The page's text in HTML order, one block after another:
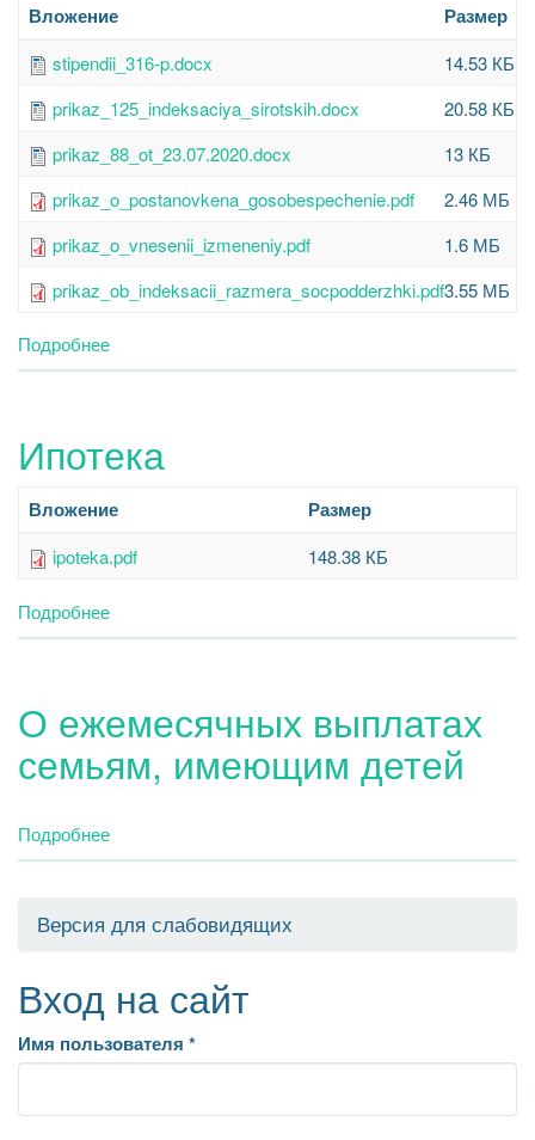
для
обучающихся
Вложение Размер
stipendii_316-p.docx
14.53 КБ
prikaz_125_indeksaciya_sirotskih.docx
20.58 КБ
prikaz_88_ot_23.07.2020.docx
13 КБ
prikaz_o_postanovkena_gosobespechenie.pdf
2.46 МБ
prikaz_o_vnesenii_izmeneniy.pdf
1.6 МБ
prikaz_ob_indeksacii_razmera_socpodderzhki.pdf3.55 МБ
Подробнее
Меры
детям-
сиротам
детям,
оставшимся
без
Ипотека
Вложение Размер
ipoteka.pdf 148.38 КБ
Подробнее
Ипотека
О ежемесячных выплатах
семьям, имеющим детей
Подробнее
О
семьям,
Версия для слабовидящих
Вход на сайт
Имя пользователя *